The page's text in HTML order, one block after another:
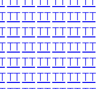
TTTTTTTTTTTT
TTTTTTTTTTTT
TTTTTTTTTTTT
TTTTTTTTTTTT
TTTTTTTTTTTT